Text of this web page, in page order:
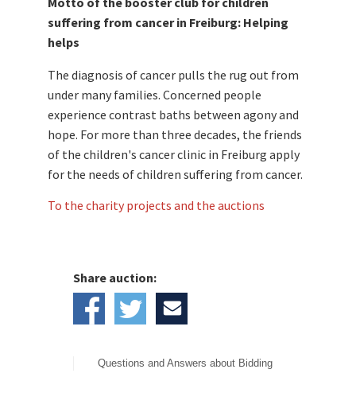
suffering from cancer in Freiburg: Helping
helps
The diagnosis of cancer pulls the rug out from
under many families. Concerned people
experience contrast baths between agony and
hope. For more than three decades, the friends
of the children's cancer clinic in Freiburg apply
for the needs of children suffering from cancer.
To the charity projects and the auctions
Share auction:
Questions and Answers about Bidding